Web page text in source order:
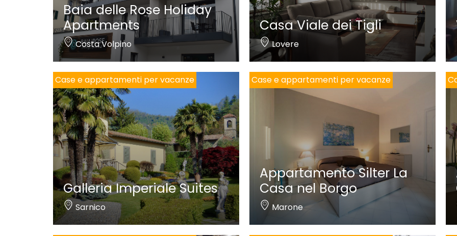
Baia delle Rose Holiday
Apartments
Costa Volpino
Casa Viale dei Tigli
Lovere
Case e appartamenti per vacanze
Galleria Imperiale Suites
Sarnico
Case e appartamenti per vacanze
Appartamento Silter La
Casa nel Borgo
Marone